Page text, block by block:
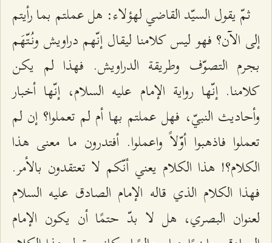
ثمّ يقول السيّد القاضي لهؤلاء: هل عملتم بما رأيتم
إلى الآن؟ فهو ليس كلامنا ليقال إنّهم دراويش ونُتّهَم
بجرم التصوّف وطريقة الدراويش. فهذا لم يكن
كلامنا. إنّها رواية الإمام عليه السلام، إنّها أخبار
وأحاديث النبيّ، فهل عملتم بها أم لم تعملوا؟ إن لم
تعملوا فاذهبوا أوّلاً واعملوا. أفتدرون ما معنى هذا
الكلام؟! هذا الكلام يعني أنّكم لا تعتقدون بالأمر.
فهذا الكلام الذي قاله الإمام الصادق عليه السلام
لعنوان البصري، هل لا بدّ حتمًا أن يكون الإمام